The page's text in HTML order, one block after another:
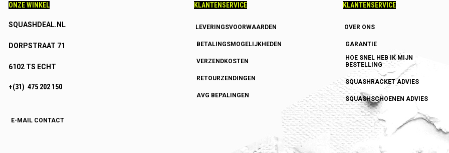
ONZE WINKEL
SQUASHDEAL.NL
DORPSTRAAT 71
6102 TS ECHT
+(31) 475 202 150
E-MAIL CONTACT
KLANTENSERVICE
LEVERINGSVOORWAARDEN
BETALINGSMOGELIJKHEDEN
VERZENDKOSTEN
RETOURZENDINGEN
AVG BEPALINGEN
KLANTENSERVICE
OVER ONS
GARANTIE
HOE SNEL HEB IK MIJN
BESTELLING
SQUASHRACKET ADVIES
SQUASHSCHOENEN ADVIES